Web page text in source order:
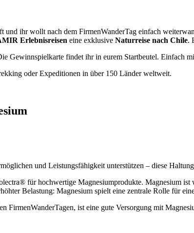
und ihr wollt nach dem FirmenWanderTag einfach
Erlebnisreisen eine exklusive Naturreise nach Chile.
Gewinnspielkarte findet ihr in eurem Startbeutel. Einfach
oder Expeditionen in über 150 Länder weltweit.
und Leistungsfähigkeit unterstützen – diese
für hochwertige Magnesiumprodukte. Magnesium
Belastung: Magnesium spielt eine zentrale Rolle für
FirmenWanderTagen, ist eine gute Versorgung mit